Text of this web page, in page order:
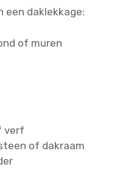
een daklekkage:
of muren
verf
of dakraam